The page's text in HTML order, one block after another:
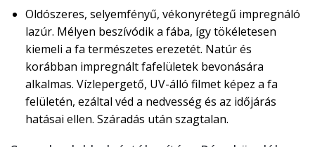
Oldószeres, selyemfényű, vékonyrétegű impregnáló
lazúr. Mélyen beszívódik a fába, így tökéletesen
kiemeli a fa természetes erezetét. Natúr és
korábban impregnált fafelületek bevonására
alkalmas. Vízlepergető, UV-álló filmet képez a fa
felületén, ezáltal véd a nedvesség és az időjárás
hatásai ellen. Száradás után szagtalan.